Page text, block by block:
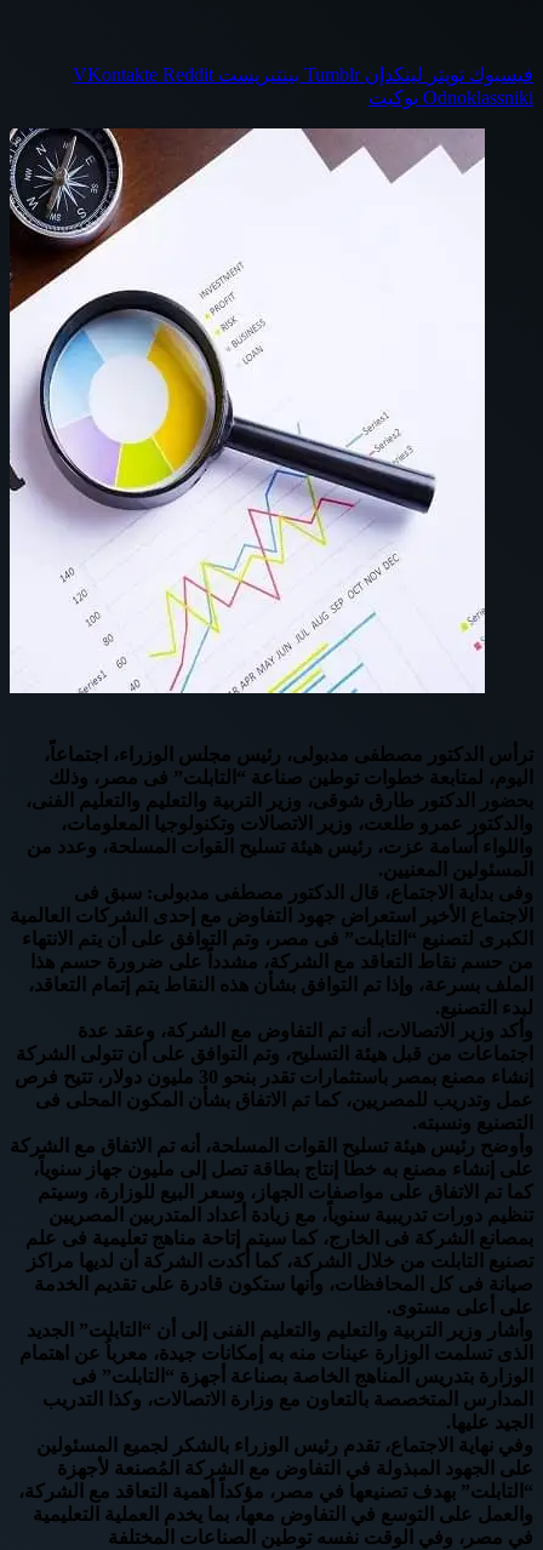
فيسبوك تويتر لينكدإن بينتيريست
Odnoklassniki بوكيت
ترأس الدكتور مصطفى مدبولى، رئيس مجلس الوزراء، اجتماعاً،
اليوم، لمتابعة خطوات توطين صناعة “التابلت” فى مصر، وذلك
بحضور الدكتور طارق شوقى، وزير التربية والتعليم والتعليم الفنى،
والدكتور عمرو طلعت، وزير الاتصالات وتكنولوجيا المعلومات،
واللواء أسامة عزت، رئيس هيئة تسليح القوات المسلحة، وعدد من
المسئولين المعنيين.
وفى بداية الاجتماع، قال الدكتور مصطفى مدبولى: سبق فى
الاجتماع الأخير استعراض جهود التفاوض مع إحدى الشركات العالمية
الكبرى لتصنيع “التابلت” فى مصر، وتم التوافق على أن يتم الانتهاء
من حسم نقاط التعاقد مع الشركة، مشدداً على ضرورة حسم هذا
الملف بسرعة، وإذا تم التوافق بشأن هذه النقاط يتم إتمام التعاقد،
لبدء التصنيع.
وأكد وزير الاتصالات، أنه تم التفاوض مع الشركة، وعقد عدة
اجتماعات من قبل هيئة التسليح، وتم التوافق على أن تتولى الشركة
إنشاء مصنع بمصر باستثمارات تقدر بنحو 30 مليون دولار، تتيح فرص
عمل وتدريب للمصريين، كما تم الاتفاق بشأن المكون المحلى فى
التصنيع ونسبته.
وأوضح رئيس هيئة تسليح القوات المسلحة، أنه تم الاتفاق مع الشركة
على إنشاء مصنع به خطا إنتاج بطاقة تصل إلى مليون جهاز سنوياً،
كما تم الاتفاق على مواصفات الجهاز، وسعر البيع للوزارة، وسيتم
تنظيم دورات تدريبية سنوياً، مع زيادة أعداد المتدربين المصريين
بمصانع الشركة فى الخارج، كما سيتم إتاحة مناهج تعليمية فى علم
تصنيع التابلت من خلال الشركة، كما أكدت الشركة أن لديها مراكز
صيانة فى كل المحافظات، وأنها ستكون قادرة على تقديم الخدمة
على أعلى مستوى.
وأشار وزير التربية والتعليم والتعليم الفنى إلى أن “التابلت” الجديد
الذى تسلمت الوزارة عينات منه به إمكانات جيدة، معرباُ عن اهتمام
الوزارة بتدريس المناهج الخاصة بصناعة أجهزة “التابلت” فى
المدارس المتخصصة بالتعاون مع وزارة الاتصالات، وكذا التدريب
الجيد عليها.
وفي نهاية الاجتماع، تقدم رئيس الوزراء بالشكر لجميع المسئولين
على الجهود المبذولة في التفاوض مع الشركة المُصنعة لأجهزة
“التابلت” بهدف تصنيعها في مصر، مؤكداً أهمية التعاقد مع الشركة،
والعمل على التوسع في التفاوض معها، بما يخدم العملية التعليمية
في مصر، وفي الوقت نفسه توطين الصناعات المختلفة